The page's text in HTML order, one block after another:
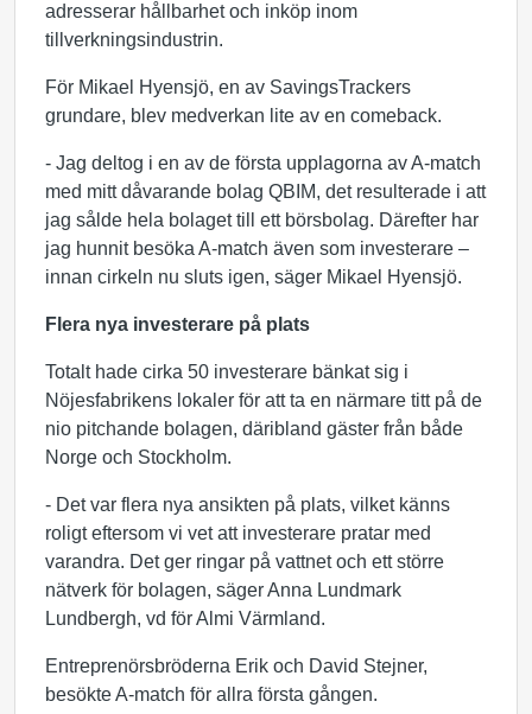
adresserar hållbarhet och inköp inom
tillverkningsindustrin.
För Mikael Hyensjö, en av SavingsTrackers
grundare, blev medverkan lite av en comeback.
- Jag deltog i en av de första upplagorna av A-match
med mitt dåvarande bolag QBIM, det resulterade i att
jag sålde hela bolaget till ett börsbolag. Därefter har
jag hunnit besöka A-match även som investerare –
innan cirkeln nu sluts igen, säger Mikael Hyensjö.
Flera nya investerare på plats
Totalt hade cirka 50 investerare bänkat sig i
Nöjesfabrikens lokaler för att ta en närmare titt på de
nio pitchande bolagen, däribland gäster från både
Norge och Stockholm.
- Det var flera nya ansikten på plats, vilket känns
roligt eftersom vi vet att investerare pratar med
varandra. Det ger ringar på vattnet och ett större
nätverk för bolagen, säger Anna Lundmark
Lundbergh, vd för Almi Värmland.
Entreprenörsbröderna Erik och David Stejner,
besökte A-match för allra första gången.